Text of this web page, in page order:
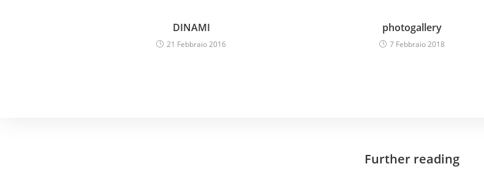
DINAMI
21 Febbraio 2016
photogallery
7 Febbraio 2018
Further reading